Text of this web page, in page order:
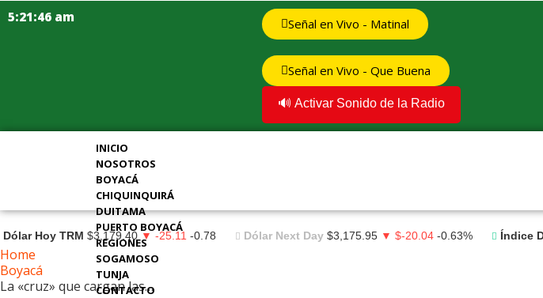
5:21:47 am Señal en Vivo - Matinal
Señal en Vivo - Que Buena
🔊 Activar Sonido de la Radio
INICIO
NOSOTROS
BOYACÁ
CHIQUINQUIRÁ
DUITAMA
PUERTO BOYACÁ
REGIONES
SOGAMOSO
TUNJA
CONTACTO
Dólar Hoy TRM $3,179.40 ▼ -25.11 -0.78 Dólar Next Day $3,175.95 ▼ $-20.04 -0.63% Índice
Home
Boyacá
La «cruz» que cargan las…